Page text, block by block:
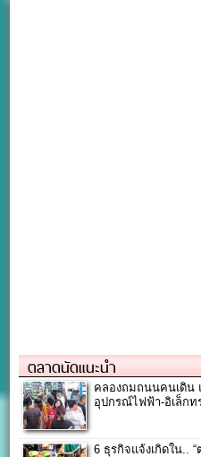
ตลาดนัดแนะนำ
คลองถมถนนคนเดิน
อุปกรณ์ไฟฟ้า-อิเล็ก
6 ธุรกิจแจ้งเกิดใน.. “